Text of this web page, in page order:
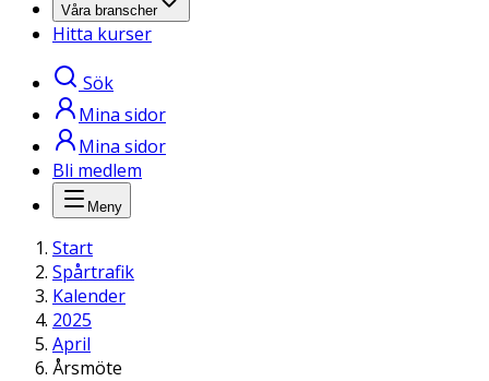
Våra branscher
Hitta kurser
Sök
Mina sidor
Mina sidor
Bli medlem
Meny
Start
Spårtrafik
Kalender
2025
April
Årsmöte